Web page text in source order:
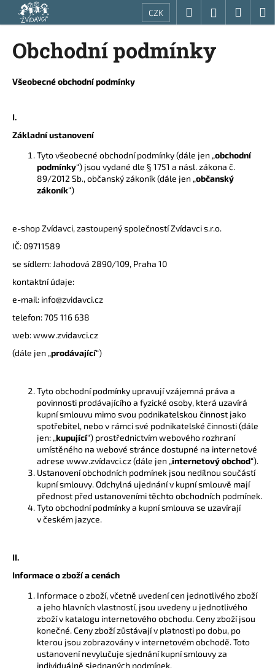
obsah
CZK HledatPřihlášení
Obchodní podmínky
Všeobecné obchodní podmínky
I.
Základní ustanovení
Tyto všeobecné obchodní podmínky (dále jen „obchodní
podmínky“) jsou vydané dle § 1751 a násl. zákona č.
89/2012 Sb., občanský zákoník (dále jen „občanský
zákoník“)
e-shop Zvídavci, zastoupený společností Zvídavci s.r.o.
IČ: 09711589
se sídlem: Jahodová 2890/109, Praha 10
kontaktní údaje:
e-mail: info@zvidavci.cz
telefon: 705 116 638
web: www.zvidavci.cz
(dále jen „prodávající“)
Tyto obchodní podmínky upravují vzájemná práva a
povinnosti prodávajícího a fyzické osoby, která uzavírá
kupní smlouvu mimo svou podnikatelskou činnost jako
spotřebitel, nebo v rámci své podnikatelské činnosti (dále
jen: „kupující“) prostřednictvím webového rozhraní
umístěného na webové stránce dostupné na internetové
adrese www.zvídavci.cz (dále jen „internetový obchod“).
Ustanovení obchodních podmínek jsou nedílnou součástí
kupní smlouvy. Odchylná ujednání v kupní smlouvě mají
přednost před ustanoveními těchto obchodních podmínek.
Tyto obchodní podmínky a kupní smlouva se uzavírají
v českém jazyce.
II.
Informace o zboží a cenách
Informace o zboží, včetně uvedení cen jednotlivého zboží
a jeho hlavních vlastností, jsou uvedeny u jednotlivého
zboží v katalogu internetového obchodu. Ceny zboží jsou
konečné. Ceny zboží zůstávají v platnosti po dobu, po
kterou jsou zobrazovány v internetovém obchodě. Toto
ustanovení nevylučuje sjednání kupní smlouvy za
individuálně sjednaných podmínek.
o
o
o
t
e
t
e
n
a
j
í
t
?
HLEDAT
č
j